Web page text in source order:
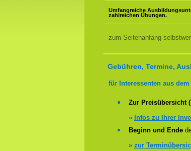
Umfangreiche
zahlreichen Übungen.
zum Seitenanfang
Gebühren, Termine,
für Interessenten aus
Zur Preisübersicht
» Infos zu Ihrer
Beginn und Ende
» zur